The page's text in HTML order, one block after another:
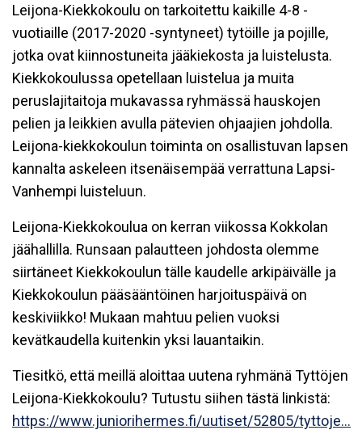
Leijona-Kiekkokoulu on tarkoitettu kaikille 4-8 -
vuotiaille (2017-2020 -syntyneet) tytöille ja pojille,
jotka ovat kiinnostuneita jääkiekosta ja luistelusta.
Kiekkokoulussa opetellaan luistelua ja muita
peruslajitaitoja mukavassa ryhmässä hauskojen
pelien ja leikkien avulla pätevien ohjaajien johdolla.
Leijona-kiekkokoulun toiminta on osallistuvan lapsen
kannalta askeleen itsenäisempää verrattuna Lapsi-
Vanhempi luisteluun.
Leijona-Kiekkokoulua on kerran viikossa Kokkolan
jäähallilla. Runsaan palautteen johdosta olemme
siirtäneet Kiekkokoulun tälle kaudelle arkipäivälle ja
Kiekkokoulun pääsääntöinen harjoituspäivä on
keskiviikko! Mukaan mahtuu pelien vuoksi
kevätkaudella kuitenkin yksi lauantaikin.
Tiesitkö, että meillä aloittaa uutena ryhmänä Tyttöjen
Leijona-Kiekkokoulu? Tutustu siihen tästä linkistä:
https://www.juniorihermes.fi/uutiset/52805/tyttoje...